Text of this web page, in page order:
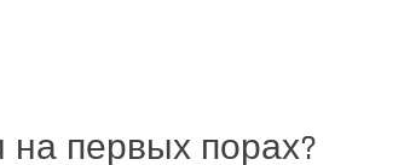
первых порах?